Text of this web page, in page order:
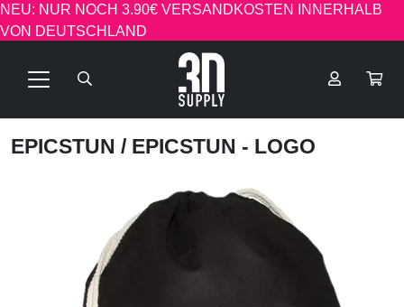
NEU: NUR NOCH 3.90€ VERSANDKOSTEN INNERHALB
VON DEUTSCHLAND
EPICSTUN / EPICSTUN - LOGO